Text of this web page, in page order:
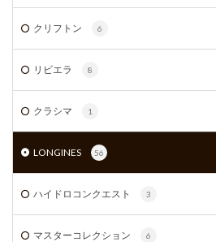
クリフトン 6
リビエラ 8
クラシマ 1
LONGINES 56
ハイドロコンクエスト 3
マスターコレクション 6